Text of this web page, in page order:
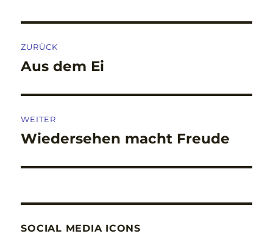
ZURÜCK
Vorheriger
Aus dem Ei
WEITER
Nächster
Wiedersehen macht Freude
SOCIAL MEDIA ICONS